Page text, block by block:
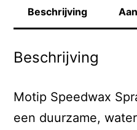
Beschrijving
Beschrijving
Motip Speedwax
een duurzame,